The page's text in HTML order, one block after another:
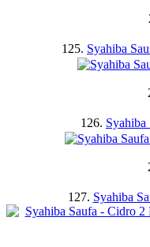
125. Syahiba
126.
127. Syahiba